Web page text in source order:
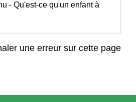
- Qu'est-ce qu'un enfant à
une erreur sur cette page